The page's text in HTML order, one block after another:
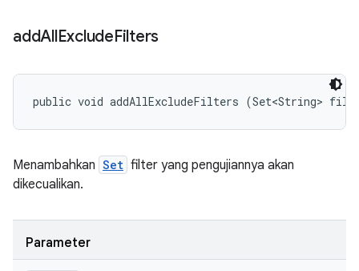
addAllExcludeFilters
public void addAllExcludeFilters (Set<String>
Menambahkan Set filter yang pengujiannya akan
dikecualikan.
Parameter